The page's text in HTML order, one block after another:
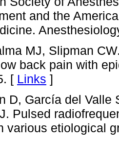
and the
MJ, Slipman
back pain with
[ Links ]
D, García del Valle
Pulsed
various etiological